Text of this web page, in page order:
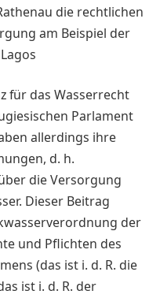
die rechtlichen
am Beispiel der
für das Wasserrecht
Parlament
allerdings ihre
d. h.
die Versorgung
Dieser Beitrag
der
und Pflichten des
(das ist i. d. R. die
ist i. d. R. der